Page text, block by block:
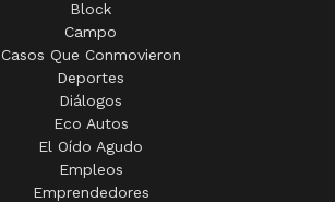
Block
Campo
Casos Que Conmovieron
Deportes
Diálogos
Eco Autos
El Oído Agudo
Empleos
Emprendedores